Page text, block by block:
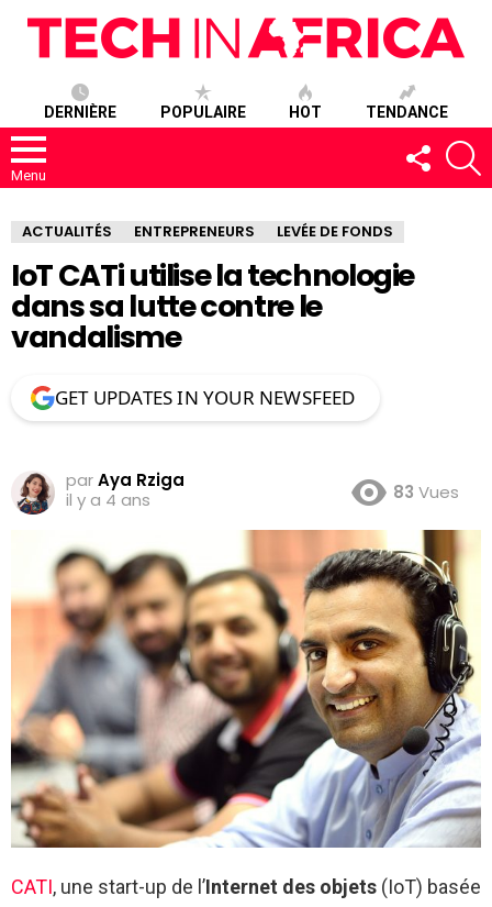
DERNIÈRE POPULAIRE HOT TENDANCE
Menu
SUIVEZ-
NOUS
ACTUALITÉS ENTREPRENEURS LEVÉE DE FONDS
IoT CATi utilise la technologie
dans sa lutte contre le
vandalisme
GET UPDATES IN YOUR NEWSFEED
parAya Rziga
il y a 4 ans
83 Vues
CATI, une start-up de l’Internet des objets (IoT) basée